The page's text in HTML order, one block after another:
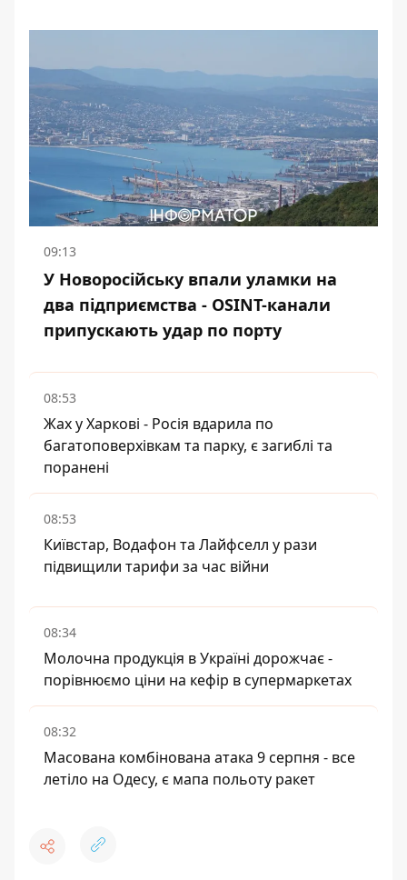
09:13
У Новоросійську впали уламки на
два підприємства - OSINT-канали
припускають удар по порту
08:53
Жах у Харкові - Росія вдарила по
багатоповерхівкам та парку, є загиблі та
поранені
08:53
Київстар, Водафон та Лайфселл у рази
підвищили тарифи за час війни
08:34
Молочна продукція в Україні дорожчає -
порівнюємо ціни на кефір в супермаркетах
08:32
Масована комбінована атака 9 серпня - все
летіло на Одесу, є мапа польоту ракет